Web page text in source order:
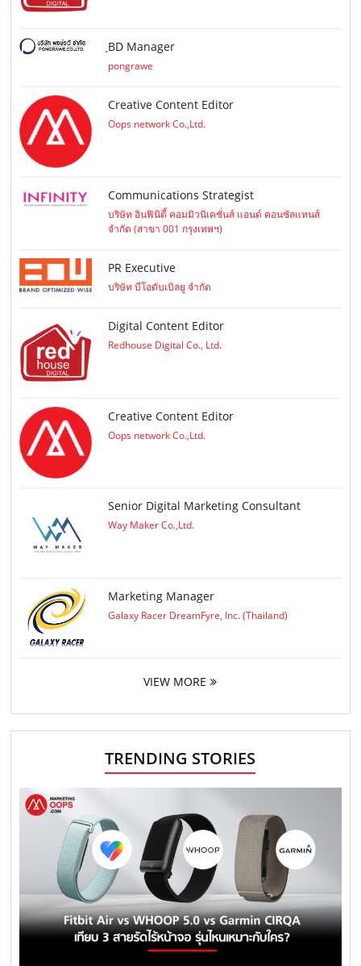
ฺBD Manager
pongrawe
Creative Content Editor
Oops network Co.,Ltd.
Communications Strategist
บริษัท อินฟินิตี้ คอมมิวนิเคชั่นส์ แอนด์ คอนซัลแทนส์
จำกัด (สาขา 001 กรุงเทพฯ)
PR Executive
บริษัท บีโอดับเบิลยู จำกัด
Digital Content Editor
Redhouse Digital Co., Ltd.
Creative Content Editor
Oops network Co.,Ltd.
Senior Digital Marketing Consultant
Way Maker Co.,Ltd.
Marketing Manager
Galaxy Racer DreamFyre, Inc. (Thailand)
VIEW MORE
TRENDING STORIES